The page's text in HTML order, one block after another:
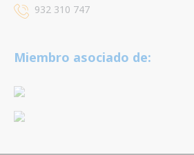
932 310 747
Miembro asociado de: